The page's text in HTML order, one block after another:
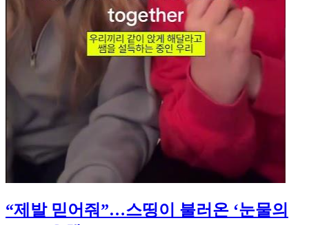
“제발 믿어줘”…스띵이 불러온 ‘눈물의